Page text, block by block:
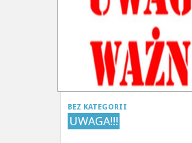
BEZ KATEGORII
UWAGA!!!